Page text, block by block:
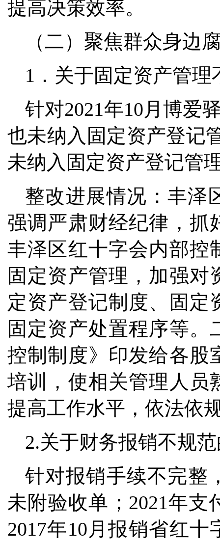
提高决策效率。
（二）聚焦群众身边
1．关于固定资产管理
针对2021年10月博爱
也未纳入固定资产登记
未纳入固定资产登记管
整改进展情况：丰泽
强调严肃财经纪律，抓
丰泽区红十字会内部控
固定资产管理，加强
定资产登记制度、固定
固定资产处置程序等
控制制度》印发给各股
培训，使相关管理人员
提高工作水平，依法依
2.关于财务报销不规
针对报销手续不完整
未附验收单；2021年
2017年10月报销省红